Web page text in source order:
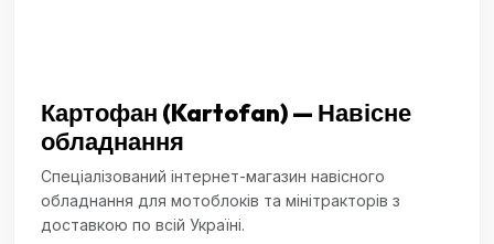
Картофан (Kartofan) — Навісне
обладнання
Спеціалізований інтернет-магазин навісного
обладнання для мотоблоків та мінітракторів з
доставкою по всій Україні.